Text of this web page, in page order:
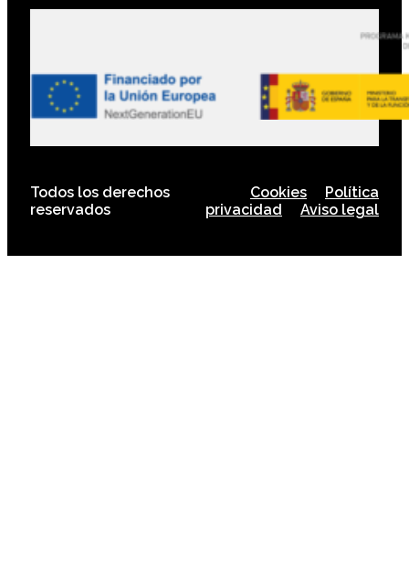
Todos los derechos
reservados
Cookies
Política
privacidad
Aviso legal